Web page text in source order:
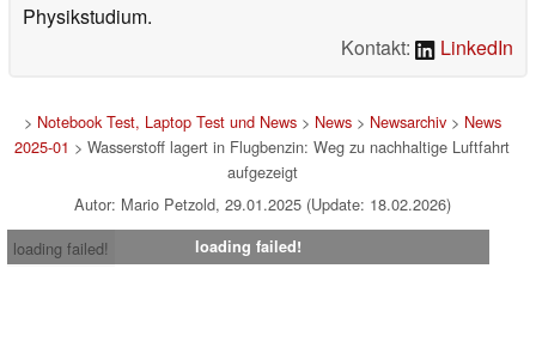
Physikstudium.
Kontakt:
LinkedIn
> Notebook Test, Laptop Test und News> News> Newsarchiv> News
2025-01 > Wasserstoff lagert in Flugbenzin: Weg zu nachhaltige Luftfahrt
aufgezeigt
Autor: Mario Petzold, 29.01.2025 (Update: 18.02.2026)
loading failed!
loading failed!